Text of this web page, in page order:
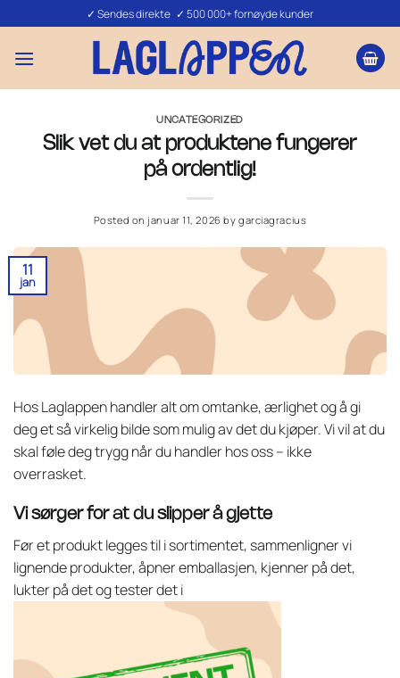
to
content
✓ Sendes direkte ✓ 500 000+ fornøyde kunder
UNCATEGORIZED
Slik vet du at produktene fungerer
på ordentlig!
Posted on januar 11, 2026 by garciagracius
11
jan
Hos Laglappen handler alt om omtanke, ærlighet og å gi
deg et så virkelig bilde som mulig av det du kjøper. Vi vil at du
skal føle deg trygg når du handler hos oss – ikke
overrasket.
Vi sørger for at du slipper å gjette
Før et produkt legges til i sortimentet, sammenligner vi
lignende produkter, åpner emballasjen, kjenner på det,
lukter på det og tester det i